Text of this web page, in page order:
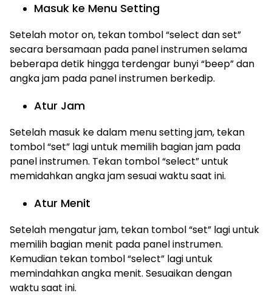
Masuk ke Menu Setting
Setelah motor on, tekan tombol “select dan set”
secara bersamaan pada panel instrumen selama
beberapa detik hingga terdengar bunyi “beep” dan
angka jam pada panel instrumen berkedip.
Atur Jam
Setelah masuk ke dalam menu setting jam, tekan
tombol “set” lagi untuk memilih bagian jam pada
panel instrumen. Tekan tombol “select” untuk
memidahkan angka jam sesuai waktu saat ini.
Atur Menit
Setelah mengatur jam, tekan tombol “set” lagi untuk
memilih bagian menit pada panel instrumen.
Kemudian tekan tombol “select” lagi untuk
memindahkan angka menit. Sesuaikan dengan
waktu saat ini.